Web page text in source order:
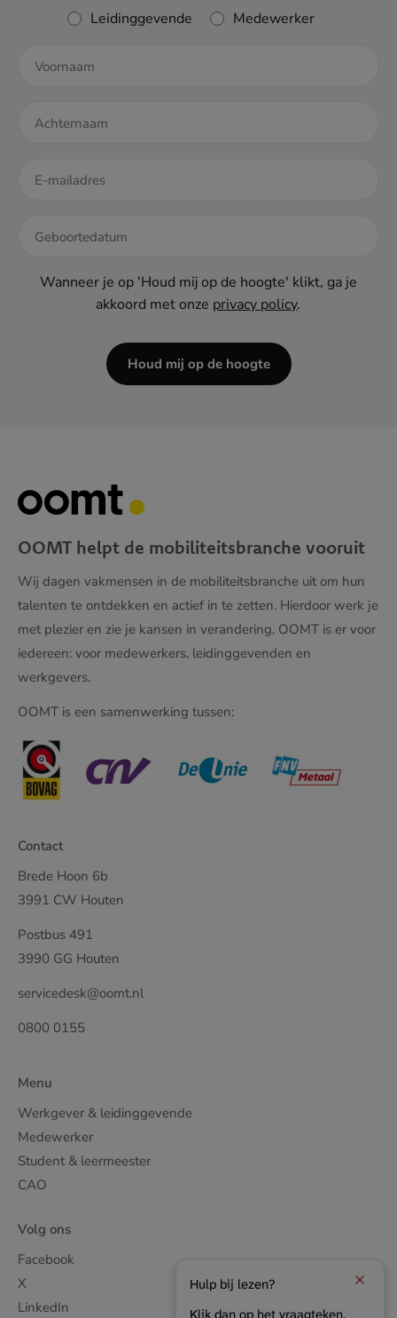
Rol
Leidinggevende Medewerker
DD
Wanneer je op 'Houd mij op de hoogte' klikt, ga je
akkoord met onze privacy policy.
Houd mij op de hoogte
OOMT helpt de mobiliteitsbranche vooruit
Wij dagen vakmensen in de mobiliteitsbranche uit om hun
talenten te ontdekken en actief in te zetten. Hierdoor werk je
met plezier en zie je kansen in verandering. OOMT is er voor
iedereen: voor medewerkers, leidinggevenden en
werkgevers.
OOMT is een samenwerking tussen:
Contact
Brede Hoon 6b
3991 CW Houten
Postbus 491
3990 GG Houten
servicedesk@oomt.nl
0800 0155
Menu
Werkgever & leidinggevende
Medewerker
Student & leermeester
CAO
Volg ons
Facebook
X
LinkedIn
Hulp bij lezen?
Klik dan op het vraagteken.